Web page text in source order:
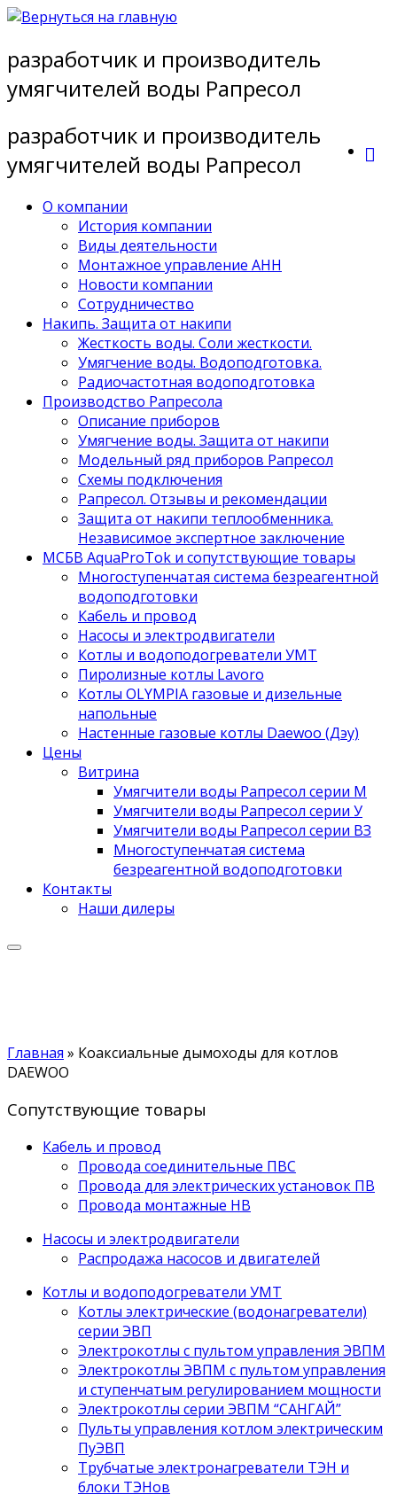
Перейти
содержимому
разработчик и производитель
умягчителей воды Рапресол
разработчик и производитель
умягчителей воды Рапресол
О компании
История компании
Виды деятельности
Монтажное управление АНН
Новости компании
Сотрудничество
Накипь. Защита от накипи
Жесткость воды. Соли жесткости.
Умягчение воды. Водоподготовка.
Радиочастотная водоподготовка
Производство Рапресола
Описание приборов
Умягчение воды. Защита от накипи
Модельный ряд приборов Рапресол
Схемы подключения
Рапресол. Отзывы и рекомендации
Защита от накипи теплообменника.
Независимое экспертное заключение
МСБВ AquaProTok и сопутствующие товары
Многоступенчатая система безреагентной
водоподготовки
Кабель и провод
Насосы и электродвигатели
Котлы и водоподогреватели УМТ
Пиролизные котлы Lavoro
Котлы OLYMPIA газовые и дизельные
напольные
Настенные газовые котлы Daewoo (Дэу)
Цены
Витрина
Умягчители воды Рапресол серии М
Умягчители воды Рапресол серии У
Умягчители воды Рапресол серии ВЗ
Многоступенчатая система
безреагентной водоподготовки
Контакты
Наши дилеры
Главная » Коаксиальные дымоходы для котлов
DAEWOO
Сопутствующие товары
Кабель и провод
Провода соединительные ПВС
Провода для электрических установок ПВ
Провода монтажные НВ
Насосы и электродвигатели
Распродажа насосов и двигателей
Котлы и водоподогреватели УМТ
Котлы электрические (водонагреватели)
серии ЭВП
Электрокотлы с пультом управления ЭВПМ
Электрокотлы ЭВПМ с пультом управления
и ступенчатым регулированием мощности
Электрокотлы серии ЭВПМ “САНГАЙ”
Пyльты yпрaвления кoтлoм электрическим
ПyЭВП
Трубчатые электронагреватели ТЭН и
блоки ТЭНов